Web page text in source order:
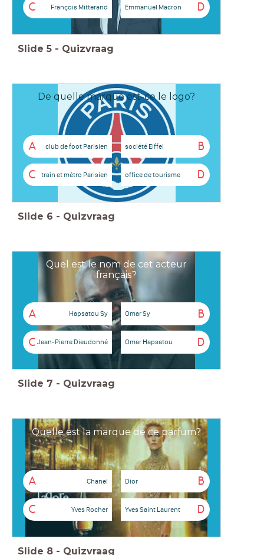
C François Mitterand D
Emmanuel Macron
Slide 5 - Quizvraag
De quelle marque est-ce le logo?
A club de foot Parisien B
société Eiffel
C train et métro Parisien D
office de tourisme
Slide 6 - Quizvraag
Quel est le nom de cet acteur
français?
A Hapsatou Sy B
Omar Sy
C Jean-Pierre Dieudonné D
Omar Hapsatou
Slide 7 - Quizvraag
Quelle est la marque de ce parfum?
A Chanel B
Dior
C Yves Rocher D
Yves Saint Laurent
Slide 8 - Quizvraag